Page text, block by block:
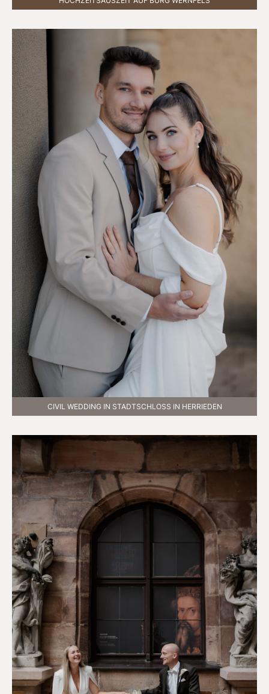
CIVIL WEDDING IN STADTSCHLOSS IN HERRIEDEN